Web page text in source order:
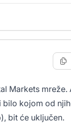
Markets mreže.
bilo kojom od
bit će uključen.